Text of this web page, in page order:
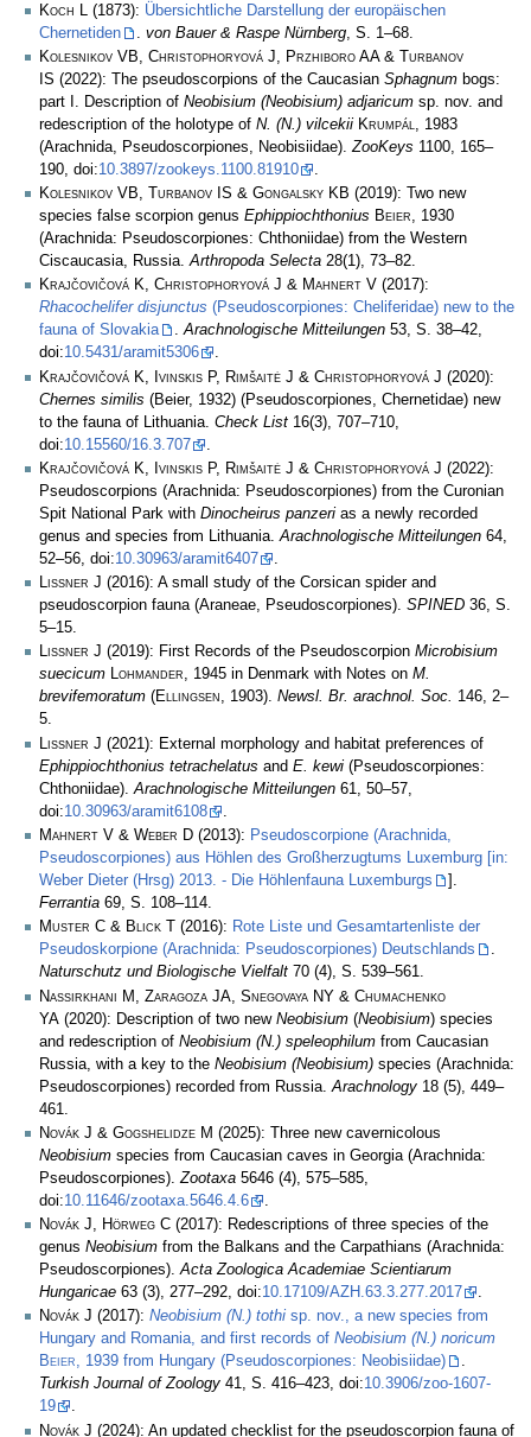
Koch L
(1873): Übersichtliche Darstellung der europäischen
Chernetiden
von Bauer & Raspe Nürnberg , S. 1–68.
Kolesnikov VB, Christophoryová J, Przhiboro AA & Turbanov
IS (2022): The pseudoscorpions of the Caucasian Sphagnum bogs:
part I. Description of Neobisium (Neobisium) adjaricum sp. nov. and
redescription of the holotype of N. (N.) vilcekii Krumpál, 1983
(Arachnida, Pseudoscorpiones, Neobisiidae).ZooKeys 1100, 165–
190, doi:10.3897/zookeys.1100.81910
.
Kolesnikov VB, Turbanov IS & Gongalsky KB (2019): Two new
species false scorpion genus Ephippiochthonius Beier, 1930
(Arachnida: Pseudoscorpiones: Chthoniidae) from the Western
Ciscaucasia, Russia.Arthropoda Selecta 28(1), 73–82.
Krajčovičová K, Christophoryová J & Mahnert V (2017):
Rhacochelifer disjunctus (Pseudoscorpiones: Cheliferidae) new to the
fauna of Slovakia
.Arachnologische Mitteilungen 53, S. 38–42,
doi:10.5431/aramit5306
.
Krajčovičová K, Ivinskis P, Rimšaitė J & Christophoryová J (2020):
Chernes similis (Beier, 1932) (Pseudoscorpiones, Chernetidae) new
to the fauna of Lithuania. Check List 16(3), 707–710,
doi:10.15560/16.3.707
Krajčovičová K, Ivinskis P, Rimšaitė J & Christophoryová J (2022):
Pseudoscorpions (Arachnida: Pseudoscorpiones) from the Curonian
Spit National Park with Dinocheirus panzeri as a newly recorded
genus and species from Lithuania.Arachnologische Mitteilungen 64,
52–56, doi:10.30963/aramit6407
.
Lissner J (2016): A small study of the Corsican spider and
pseudoscorpion fauna (Araneae, Pseudoscorpiones). SPINED 36, S.
5–15.
Lissner J (2019): First Records of the Pseudoscorpion Microbisium
suecicum Lohmander, 1945 in Denmark with Notes on M.
brevifemoratum (Ellingsen, 1903). Newsl. Br. arachnol. Soc. 146, 2–
5.
Lissner J (2021): External morphology and habitat preferences of
Ephippiochthonius tetrachelatus and E. kewi (Pseudoscorpiones:
Chthoniidae). Arachnologische Mitteilungen 61, 50–57,
doi:10.30963/aramit6108
Mahnert V & Weber D (2013): Pseudoscorpione (Arachnida,
Pseudoscorpiones) aus Höhlen des Großherzugtums Luxemburg [in:
Weber Dieter (Hrsg) 2013. - Die Höhlenfauna Luxemburgs
].
Ferrantia 69, S. 108–114.
Muster C & Blick T
(2016): Rote Liste und Gesamtartenliste der
Pseudoskorpione (Arachnida: Pseudoscorpiones) Deutschlands
.
Naturschutz und Biologische Vielfalt 70 (4), S. 539–561.
Nassirkhani M, Zaragoza JA, Snegovaya NY & Chumachenko
YA (2020): Description of two new Neobisium (Neobisium) species
and redescription of Neobisium (N.) speleophilum from Caucasian
Russia, with a key to the Neobisium (Neobisium) species (Arachnida:
Pseudoscorpiones) recorded from Russia. Arachnology 18 (5), 449–
461.
Novák J & Gogshelidze M (2025): Three new cavernicolous
Neobisium species from Caucasian caves in Georgia (Arachnida:
Pseudoscorpiones).Zootaxa 5646 (4), 575–585,
doi:10.11646/zootaxa.5646.4.6
.
Novák J, Hörweg C (2017): Redescriptions of three species of the
genus Neobisium from the Balkans and the Carpathians (Arachnida:
Pseudoscorpiones).Acta Zoologica Academiae Scientiarum
Hungaricae 63 (3), 277–292, doi:10.17109/AZH.63.3.277.2017
.
Novák J (2017): Neobisium (N.) tothi sp. nov., a new species from
Hungary and Romania, and first records of Neobisium (N.) noricum
Beier, 1939 from Hungary (Pseudoscorpiones: Neobisiidae)
.
Turkish Journal of Zoology 41, S. 416–423, doi:10.3906/zoo-1607-
19
.
Novák J (2024): An updated checklist for the pseudoscorpion fauna of